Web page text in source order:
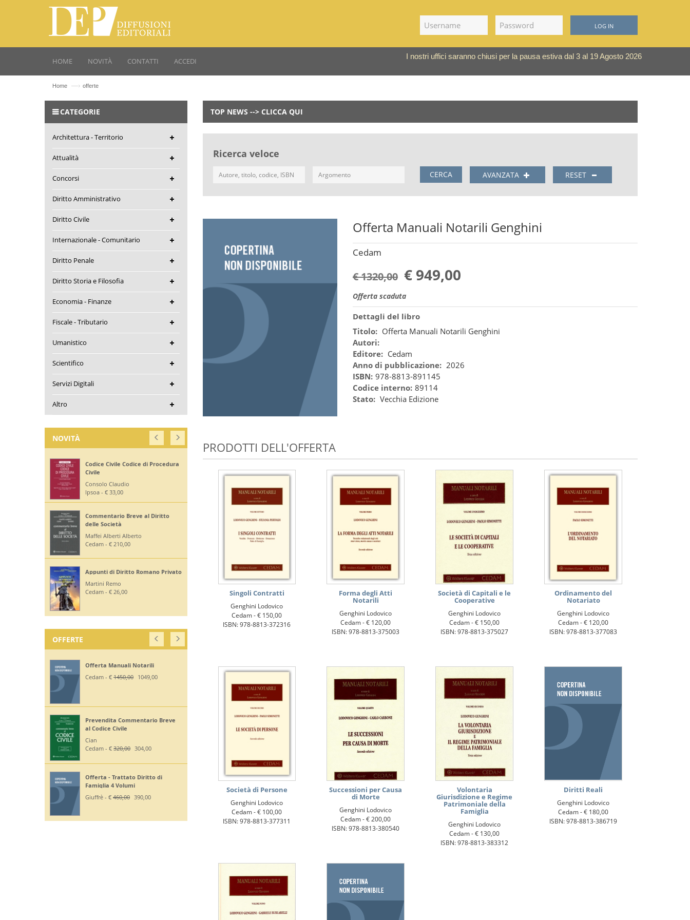
LOG IN
HOME NOVITÀ CONTATTI ACCEDI
I nostri uffici saranno chiusi per la pausa estiva dal 3 al 19 Agosto 2026
Home —› offerte
TOP NEWS --> CLICCA QUI
Ricerca veloce
CERCA AVANZATA RESET
Offerta Manuali Notarili Genghini
Cedam
€ 1320,00 € 949,00
Offerta scaduta
Dettagli del libro
Titolo: Offerta Manuali Notarili Genghini
Autori:
Editore: Cedam
Anno di pubblicazione: 2026
ISBN: 978-8813-891145
Codice interno: 89114
Stato: Vecchia Edizione
PRODOTTI DELL'OFFERTA
Singoli Contratti
Genghini Lodovico
Cedam -€ 150,00
ISBN: 978-8813-372316
Forma degli Atti
Notarili
Genghini Lodovico
Cedam -€ 120,00
ISBN: 978-8813-375003
Società di Capitali e le
Cooperative
Genghini Lodovico
Cedam -€ 150,00
ISBN: 978-8813-375027
Ordinamento del
Notariato
Genghini Lodovico
Cedam -€ 120,00
ISBN: 978-8813-377083
Società di Persone
Genghini Lodovico
Cedam -€ 100,00
ISBN: 978-8813-377311
Successioni per Causa
di Morte
Genghini Lodovico
Cedam -€ 200,00
ISBN: 978-8813-380540
Volontaria
Giurisdizione e Regime
Patrimoniale della
Famiglia
Genghini Lodovico
Cedam -€ 130,00
ISBN: 978-8813-383312
Diritti Reali
Genghini Lodovico
Cedam -€ 180,00
ISBN: 978-8813-386719
CATEGORIE
Architettura - Territorio
Attualità
Concorsi
Diritto Amministrativo
Diritto Civile
Internazionale - Comunitario
Diritto Penale
Diritto Storia e Filosofia
Economia - Finanze
Fiscale - Tributario
Umanistico
Scientifico
Servizi Digitali
Altro
NOVITÀ
Codice Civile Codice di Procedura
Civile
Consolo Claudio
Ipsoa - € 33,00
Commentario Breve al Diritto
delle Società
Maffei Alberti Alberto
Cedam - € 210,00
Appunti di Diritto Romano Privato
Martini Remo
Cedam - € 26,00
OFFERTE
Offerta Manuali Notarili
Cedam - € 1450,00 1049,00
Prevendita Commentario Breve
al Codice Civile
Cian
Cedam - € 320,00 304,00
Offerta - Trattato Diritto di
Famiglia 4 Volumi
Giuffrè - € 460,00 390,00